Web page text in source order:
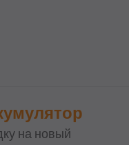
на новый